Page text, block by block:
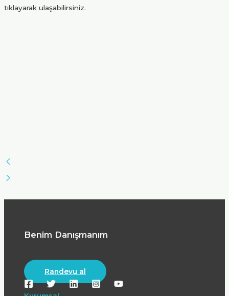
tıklayarak ulaşabilirsiniz.
Benim Danışmanım
Randevu al